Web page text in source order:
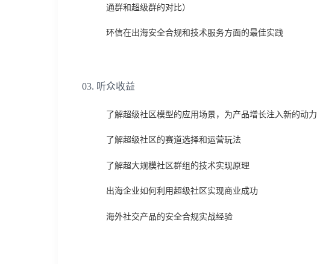
通群和超级群的对比）
环信在出海安全合规和技术服务方面的最佳实践
03. 听众收益
了解超级社区模型的应用场景，为产品增长注入新的动力
了解超级社区的赛道选择和运营玩法
了解超大规模社区群组的技术实现原理
出海企业如何利用超级社区实现商业成功
海外社交产品的安全合规实战经验